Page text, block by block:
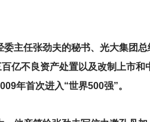
主任张劲夫的秘书、光大集团总
亿不良资产处置以及改制上市和
年首次进入“世界500强”。